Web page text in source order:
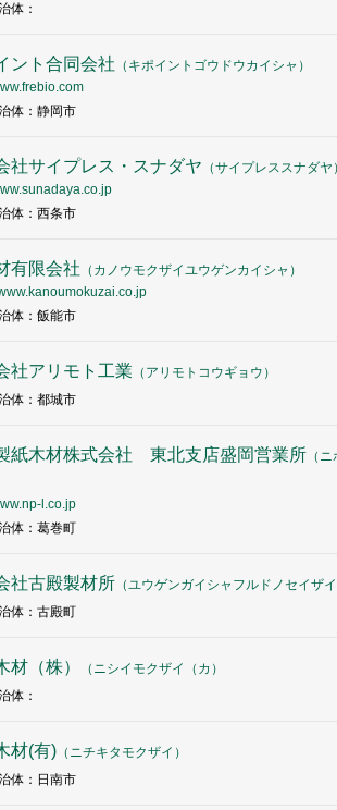
体：
ント合同会社 （ キポイントゴウドウカイシャ ）
体：静岡市
社サイプレス・スナダヤ （サイプレススナダヤ
体：西条市
有限会社 （ カノウモクザイユウゲンカイシャ ）
体：飯能市
社アリモト工業 （ アリモトコウギョウ ）
体：都城市
紙木材株式会社 東北支店盛岡営業所（ ニ
l.co.jp
体：葛巻町
社古殿製材所（ユウゲンガイシャフルドノセイザ
体：古殿町
材（株） （ ニシイモクザイ（カ ）
体：
材(有)（ ニチキタモクザイ ）
体：日南市